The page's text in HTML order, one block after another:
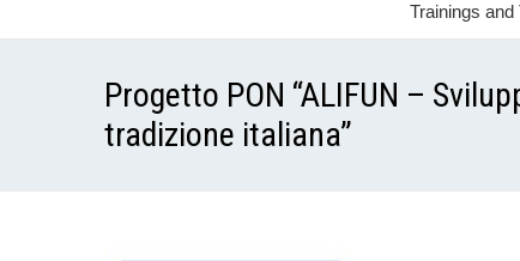
Trainings and
Progetto PON “ALIFUN –
tradizione italiana”